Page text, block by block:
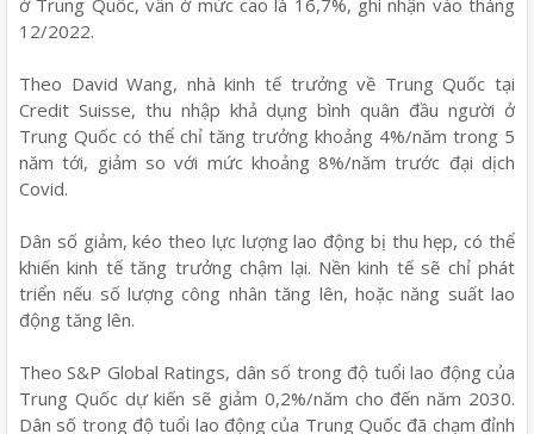
ở Trung Quốc, vẫn ở mức cao là 16,7%, ghi nhận vào tháng
12/2022.
Theo David Wang, nhà kinh tế trưởng về Trung Quốc tại
Credit Suisse, thu nhập khả dụng bình quân đầu người ở
Trung Quốc có thể chỉ tăng trưởng khoảng 4%/năm trong 5
năm tới, giảm so với mức khoảng 8%/năm trước đại dịch
Covid.
Dân số giảm, kéo theo lực lượng lao động bị thu hẹp, có thể
khiến kinh tế tăng trưởng chậm lại. Nền kinh tế sẽ chỉ phát
triển nếu số lượng công nhân tăng lên, hoặc năng suất lao
động tăng lên.
Theo S&P Global Ratings, dân số trong độ tuổi lao động của
Trung Quốc dự kiến sẽ giảm 0,2%/năm cho đến năm 2030.
Dân số trong độ tuổi lao động của Trung Quốc đã chạm đỉnh